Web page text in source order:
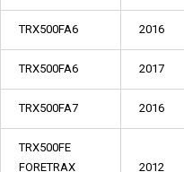
TRX500FA6 2016
TRX500FA6 2017
TRX500FA7 2016
TRX500FE
FORETRAX
2012